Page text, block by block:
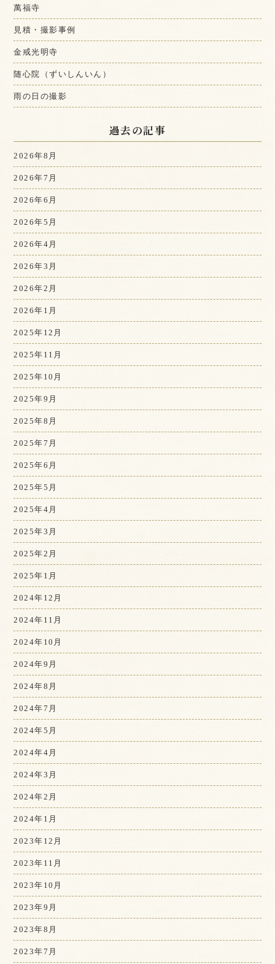
萬福寺
見積・撮影事例
金戒光明寺
随心院（ずいしんいん）
雨の日の撮影
過去の記事
2026年8月
2026年7月
2026年6月
2026年5月
2026年4月
2026年3月
2026年2月
2026年1月
2025年12月
2025年11月
2025年10月
2025年9月
2025年8月
2025年7月
2025年6月
2025年5月
2025年4月
2025年3月
2025年2月
2025年1月
2024年12月
2024年11月
2024年10月
2024年9月
2024年8月
2024年7月
2024年5月
2024年4月
2024年3月
2024年2月
2024年1月
2023年12月
2023年11月
2023年10月
2023年9月
2023年8月
2023年7月